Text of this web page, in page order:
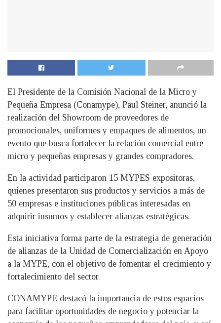
El Presidente de la Comisión Nacional de la Micro y
Pequeña Empresa (Conamype), Paul Steiner, anunció la
realización del Showroom de proveedores de
promocionales, uniformes y empaques de alimentos, un
evento que busca fortalecer la relación comercial entre
micro y pequeñas empresas y grandes compradores.
En la actividad participaron 15 MYPES expositoras,
quienes presentaron sus productos y servicios a más de
50 empresas e instituciones públicas interesadas en
adquirir insumos y establecer alianzas estratégicas.
Esta iniciativa forma parte de la estrategia de generación
de alianzas de la Unidad de Comercialización en Apoyo
a la MYPE, con el objetivo de fomentar el crecimiento y
fortalecimiento del sector.
CONAMYPE destacó la importancia de estos espacios
para facilitar oportunidades de negocio y potenciar la